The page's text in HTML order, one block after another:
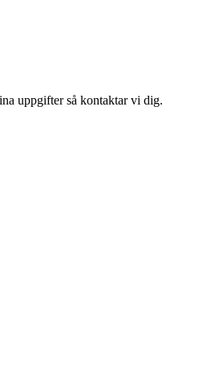
uppgifter så kontaktar vi dig.